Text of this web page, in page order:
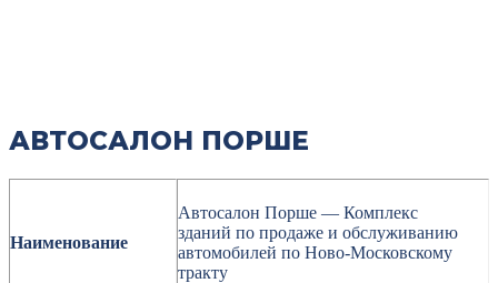
АВТОСАЛОН ПОРШЕ
Наименование
Автосалон Порше — Комплекс
зданий по продаже и обслуживанию
автомобилей по Ново-Московскому
тракту